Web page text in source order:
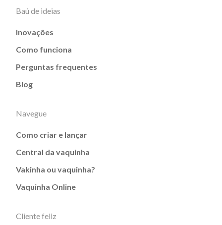
Baú de ideias
Inovações
Como funciona
Perguntas frequentes
Blog
Navegue
Como criar e lançar
Central da vaquinha
Vakinha ou vaquinha?
Vaquinha Online
Cliente feliz